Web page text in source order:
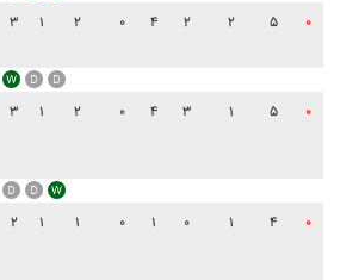
۳ ۱ ۲ ۰ ۴ ۲ ۲ ۵ ۰
۳ ۱ ۲ ۰ ۴ ۳ ۱ ۵ ۰
۲ ۱ ۱ ۰ ۱ ۰ ۱ ۴ ۰